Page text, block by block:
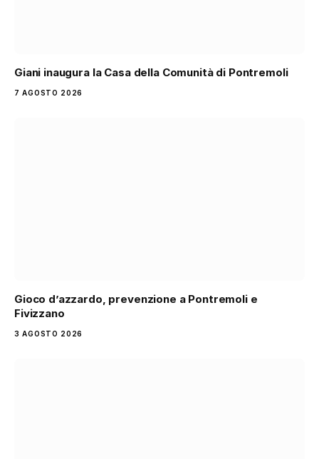
Giani inaugura la Casa della Comunità di Pontremoli
7 AGOSTO 2026
Gioco d’azzardo, prevenzione a Pontremoli e
Fivizzano
3 AGOSTO 2026